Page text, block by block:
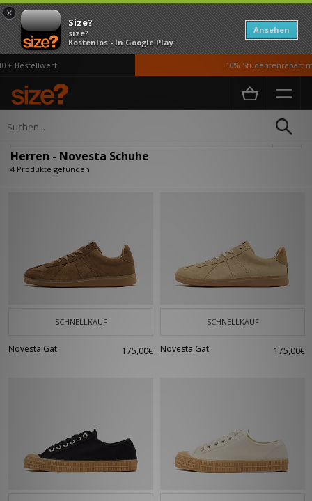
×
Size?
size?
Kostenlos - In Google Play
Ansehen
Bestellwert 10% Studentenrabatt
Home Herren
Herren - Novesta Schuhe
4 Produkte gefunden
SCHNELLKAUF
Novesta Gat 175,00€
SCHNELLKAUF
Novesta Gat 175,00€